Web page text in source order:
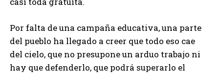
Por falta de una campaña educativa, una parte
del pueblo ha llegado a creer que todo eso cae
del cielo, que no presupone un arduo trabajo ni
hay que defenderlo, que podrá superarlo el